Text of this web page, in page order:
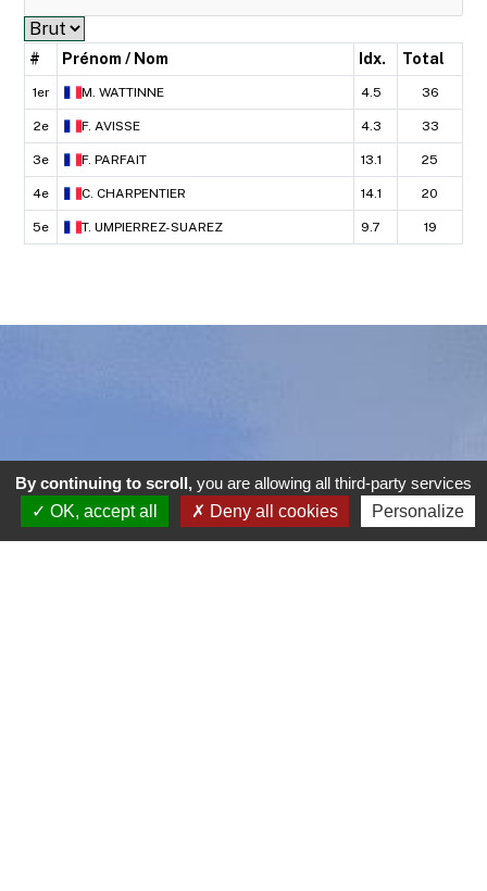
# Prénom / Nom Idx. Total
1er M. WATTINNE 4.5 36
2e F. AVISSE 4.3 33
3e F. PARFAIT 13.1 25
4e C. CHARPENTIER 14.1 20
5e T. UMPIERREZ-SUAREZ 9.7 19
By continuing to scroll, you are allowing all third-party services
OK, accept all
Deny all cookies Personalize